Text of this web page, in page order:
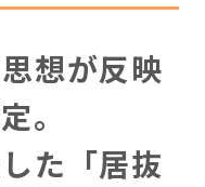
想が反映
。
た「居抜